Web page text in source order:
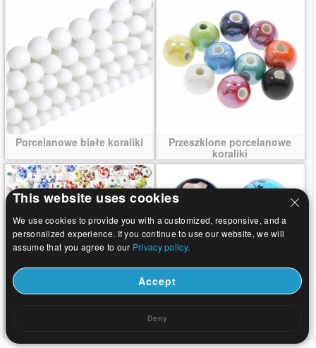
Porcelanowe białe koraliki
Przeszklone porcelanowe
koraliki
This website uses cookies
We use cookies to provide you with a customized, responsive, and a
personalized experience. If you continue to use our website, we will
assume that you agree to our Privacy policy.
Accept
Deny